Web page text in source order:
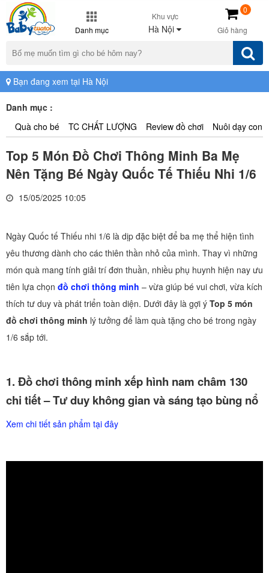
Danh mục
Khu vực
Hà Nội Giỏ hàng
0
Bạn đang xem tại Hà Nội
Danh mục :
Quà cho bé
TC CHẤT LƯỢNG Review đồ chơi Nuôi dạy con
Top 5 Món Đồ Chơi Thông Minh Ba Mẹ
Nên Tặng Bé Ngày Quốc Tế Thiếu Nhi 1/6
15/05/2025 10:05
Ngày Quốc tế Thiếu nhi 1/6 là dịp đặc biệt để ba mẹ thể hiện tình
yêu thương dành cho các thiên thần nhỏ của mình. Thay vì những
món quà mang tính giải trí đơn thuần, nhiều phụ huynh hiện nay ưu
tiên lựa chọn đồ chơi thông minh – vừa giúp bé vui chơi, vừa kích
thích tư duy và phát triển toàn diện. Dưới đây là gợi ý Top 5 món
đồ chơi thông minh lý tưởng để làm quà tặng cho bé trong ngày
1/6 sắp tới.
1. Đồ chơi thông minh xếp hình nam châm 130
chi tiết – Tư duy không gian và sáng tạo bùng nổ
Xem chi tiết sản phẩm tại đây